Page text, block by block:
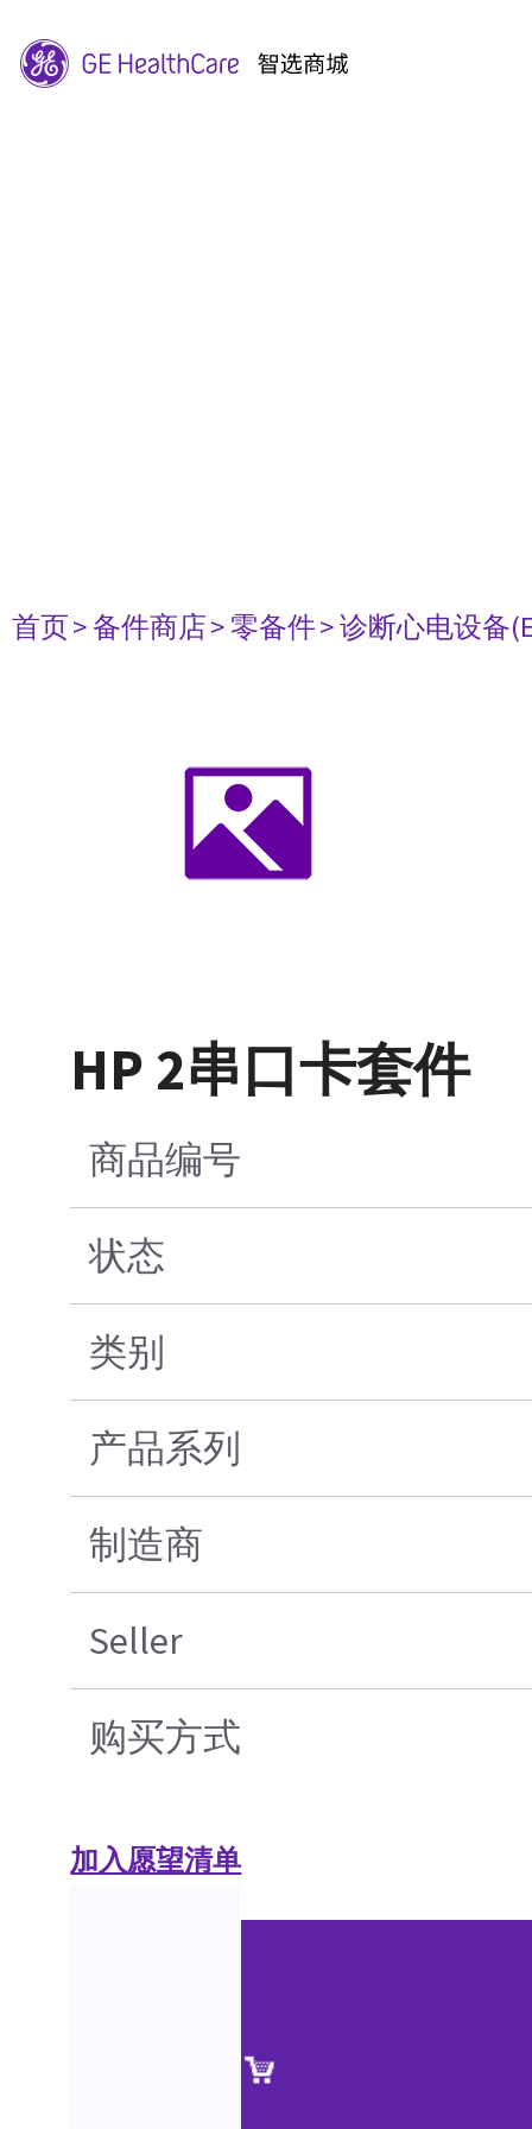
首页> 备件商店> 零备件> 诊断心电设备
HP 2串口卡套件
商品编号
状态
类别
产品系列
制造商
Seller
购买方式
加入愿望清单